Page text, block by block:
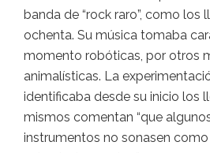
banda de “rock raro”, como los
ochenta. Su música tomaba
momento robóticas, por otros
animalísticas. La
identificaba desde su inicio los
mismos comentan “que
instrumentos no sonasen